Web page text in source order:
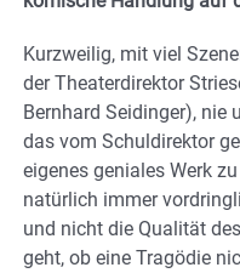
Kurzweilig, mit viel
der Theaterdirektor
Bernhard Seidinger), nie
das vom Schuldirektor
eigenes geniales Werk
natürlich immer
und nicht die Qualität
geht, ob eine Tragödie